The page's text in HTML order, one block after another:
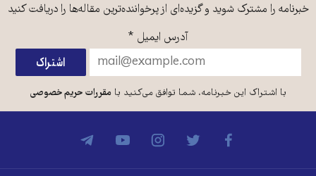
خبرنامه را مشترک شوید و گزیده‌ای از پرخواننده‌ترین مقاله‌ها را دریافت کنید
آدرس ایمیل *
با اشتراک این خبرنامه، شما توافق می‌کنید بامقررات حریم خصوصی